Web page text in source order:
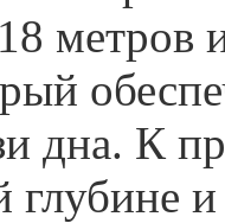
метров
дна. К
глубине